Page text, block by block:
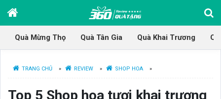
Quà Mừng Thọ Quà Tân Gia Quà Khai Trương
TRANG CHỦ » REVIEW » SHOP HOA »
Top 5 Shop hoa tươi khai trương